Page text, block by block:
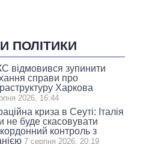
ПОЛІТИКИ
відмовився зупинити
справи про
Харкова
2026, 16:44
криза в Сеуті: Італія
не буде скасовувати
контроль з
7 серпня 2026, 20:19